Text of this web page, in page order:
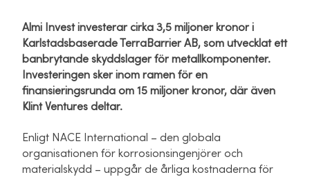
Almi Invest investerar cirka 3,5 miljoner kronor i
Karlstadsbaserade TerraBarrier AB, som utvecklat ett
banbrytande skyddslager för metallkomponenter.
Investeringen sker inom ramen för en
finansieringsrunda om 15 miljoner kronor, där även
Klint Ventures deltar.
Enligt NACE International – den globala
organisationen för korrosionsingenjörer och
materialskydd – uppgår de årliga kostnaderna för